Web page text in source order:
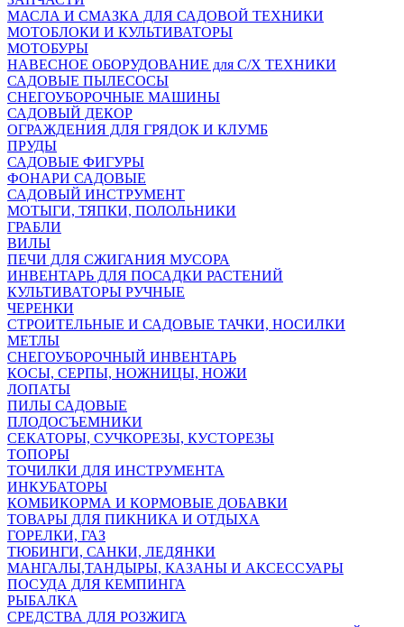
МАСЛА И СМАЗКА ДЛЯ САДОВОЙ ТЕХНИКИ
МОТОБЛОКИ И КУЛЬТИВАТОРЫ
МОТОБУРЫ
НАВЕСНОЕ ОБОРУДОВАНИЕ для С/Х ТЕХНИКИ
САДОВЫЕ ПЫЛЕСОСЫ
СНЕГОУБОРОЧНЫЕ МАШИНЫ
САДОВЫЙ ДЕКОР
ОГРАЖДЕНИЯ ДЛЯ ГРЯДОК И КЛУМБ
ПРУДЫ
САДОВЫЕ ФИГУРЫ
ФОНАРИ САДОВЫЕ
САДОВЫЙ ИНСТРУМЕНТ
МОТЫГИ, ТЯПКИ, ПОЛОЛЬНИКИ
ГРАБЛИ
ВИЛЫ
ПЕЧИ ДЛЯ СЖИГАНИЯ МУСОРА
ИНВЕНТАРЬ ДЛЯ ПОСАДКИ РАСТЕНИЙ
КУЛЬТИВАТОРЫ РУЧНЫЕ
ЧЕРЕНКИ
СТРОИТЕЛЬНЫЕ И САДОВЫЕ ТАЧКИ, НОСИЛКИ
МЕТЛЫ
СНЕГОУБОРОЧНЫЙ ИНВЕНТАРЬ
КОСЫ, СЕРПЫ, НОЖНИЦЫ, НОЖИ
ЛОПАТЫ
ПИЛЫ САДОВЫЕ
ПЛОДОСЪЕМНИКИ
СЕКАТОРЫ, СУЧКОРЕЗЫ, КУСТОРЕЗЫ
ТОПОРЫ
ТОЧИЛКИ ДЛЯ ИНСТРУМЕНТА
ИНКУБАТОРЫ
КОМБИКОРМА И КОРМОВЫЕ ДОБАВКИ
ТОВАРЫ ДЛЯ ПИКНИКА И ОТДЫХА
ГОРЕЛКИ, ГАЗ
ТЮБИНГИ, САНКИ, ЛЕДЯНКИ
МАНГАЛЫ,ТАНДЫРЫ, КАЗАНЫ И АКСЕССУАРЫ
ПОСУДА ДЛЯ КЕМПИНГА
РЫБАЛКА
СРЕДСТВА ДЛЯ РОЗЖИГА